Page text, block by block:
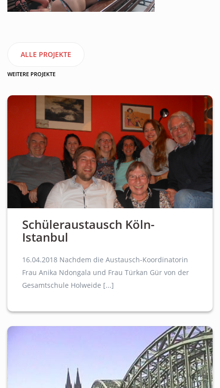
ALLE PROJEKTE
WEITERE PROJEKTE
Schüleraustausch Köln-
Istanbul
16.04.2018 Nachdem die Austausch-Koordinatorin
Frau Anika Ndongala und Frau Türkan Gür von der
Gesamtschule Holweide [...]